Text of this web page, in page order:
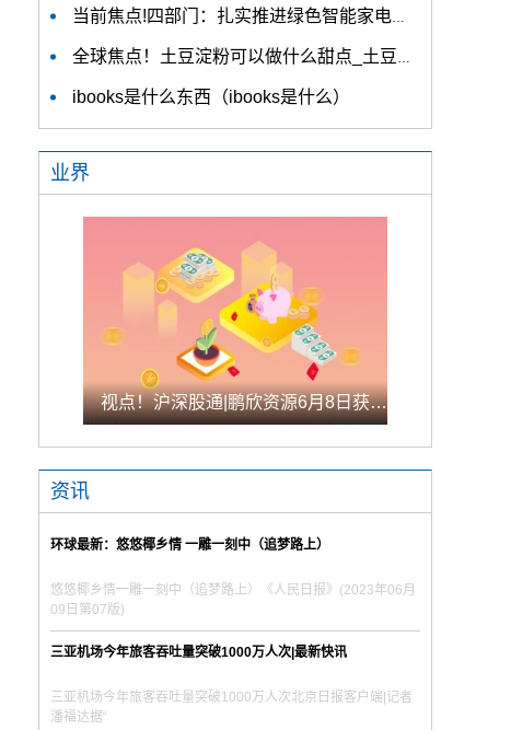
当前焦点!四部门：扎实推进绿色智能家电下乡进一步挖掘农村市场消费潜力
全球焦点！土豆淀粉可以做什么甜点_土豆淀粉可以做什么
ibooks是什么东西（ibooks是什么）
业界
视点！沪深股通|鹏欣资源6月8日获外资买入0.02%股份
资讯
环球最新：悠悠椰乡情 一雕一刻中（追梦路上）
悠悠椰乡情一雕一刻中（追梦路上）《人民日报》(2023年06月
09日第07版)
三亚机场今年旅客吞吐量突破1000万人次|最新快讯
三亚机场今年旅客吞吐量突破1000万人次北京日报客户端|记者
潘福达据“